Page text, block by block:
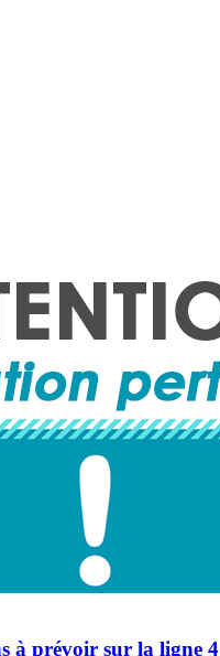
à prévoir sur la ligne 4